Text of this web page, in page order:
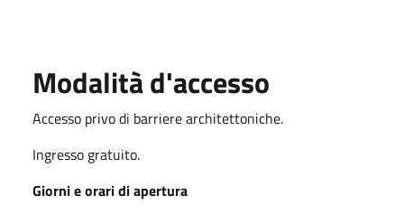
Modalità d'accesso
Accesso privo di barriere architettoniche.
Ingresso gratuito.
Giorni e orari di apertura